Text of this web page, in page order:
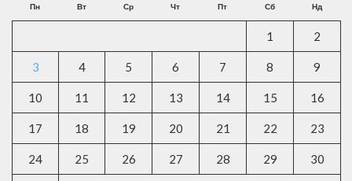
Пн Вт Ср Чт Пт Сб Нд
1 2
3 4 5 6 7 8 9
10 11 12 13 14 15 16
17 18 19 20 21 22 23
24 25 26 27 28 29 30